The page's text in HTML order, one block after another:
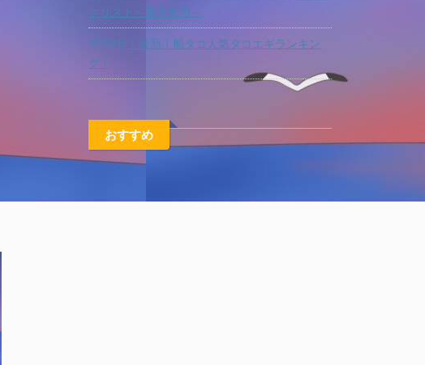
クリスト～夏冬兼用～
2024年！最新！船タコ人気タコエギランキン
グ！
おすすめ